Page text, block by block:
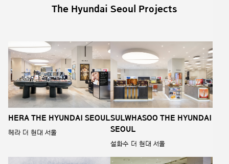
The Hyundai Seoul Projects
HERA THE HYUNDAI SEOUL
헤라 더 현대 서울
SULWHASOO THE HYUNDAI
SEOUL
설화수 더 현대 서울